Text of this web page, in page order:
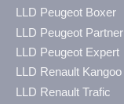
LLD Peugeot Boxer
LLD Peugeot Partner
LLD Peugeot Expert
LLD Renault Kangoo
LLD Renault Trafic